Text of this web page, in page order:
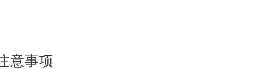
意事项